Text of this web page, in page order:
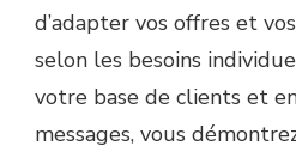
d’adapter vos offres et
selon les besoins
votre base de clients et
messages, vous